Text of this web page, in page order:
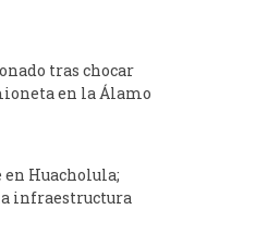
tras chocar
en la Álamo
en Huacholula;
infraestructura